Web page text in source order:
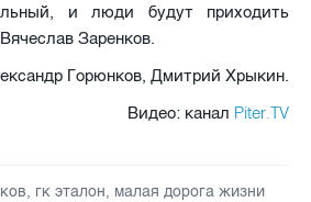
и люди будут приходить
Вячеслав Заренков.
Горюнков, Дмитрий Хрыкин.
Видео: канал Piter.TV
, гк эталон, малая дорога жизни